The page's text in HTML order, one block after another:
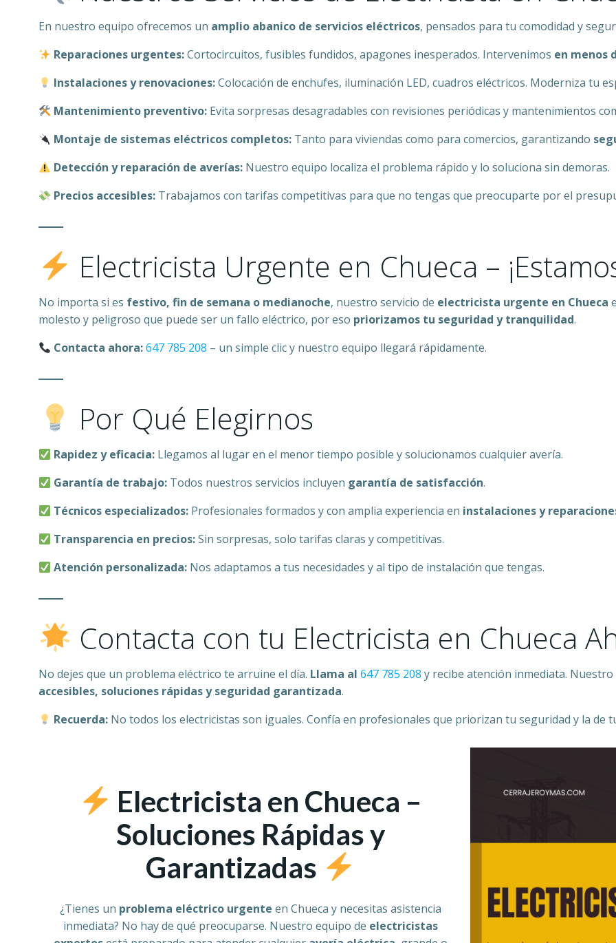
En nuestro equipo ofrecemos un amplio abanico de servicios eléctricos, pensados para tu comodidad y
Reparaciones urgentes:Cortocircuitos, fusibles fundidos, apagones inesperados. Intervenimos en menos
Instalaciones y renovaciones:Colocación de enchufes, iluminación LED, cuadros eléctricos. Moderniza tu
Mantenimiento preventivo: Evita sorpresas desagradables con revisiones periódicas y mantenimientos
Montaje de sistemas eléctricos completos: Tanto para viviendas como para comercios, garantizando
Detección y reparación de averías: Nuestro equipo localiza el problema rápido y lo soluciona sin demoras.
Precios accesibles: Trabajamos con tarifas competitivas para que no tengas que preocuparte por el
Electricista Urgente en Chueca –
No importa si es festivo, fin de semana o medianoche, nuestro servicio de electricista urgente en Chueca
molesto y peligroso que puede ser un fallo eléctrico, por eso priorizamos tu seguridad y tranquilidad.
Contacta ahora:647 785 208 – un simple clic y nuestro equipo llegará rápidamente.
Por Qué Elegirnos
Rapidez y eficacia: Llegamos al lugar en el menor tiempo posible y solucionamos cualquier avería.
Garantía de trabajo: Todos nuestros servicios incluyen garantía de satisfacción.
Técnicos especializados: Profesionales formados y con amplia experiencia en instalaciones y
Transparencia en precios:Sin sorpresas, solo tarifas claras y competitivas.
Atención personalizada: Nos adaptamos a tus necesidades y al tipo de instalación que tengas.
Contacta con tu Electricista en Chueca
No dejes que un problema eléctrico te arruine el día. Llama al 647 785 208 y recibe atención inmediata.
accesibles, soluciones rápidas y seguridad garantizada.
Recuerda: No todos los electricistas son iguales. Confía en profesionales que priorizan tu seguridad y la de
Electricista en Chueca –
Soluciones Rápidas y
Garantizadas
¿Tienes un problema eléctrico urgente en Chueca y necesitas asistencia
inmediata? No hay de qué preocuparse. Nuestro equipo de electricistas